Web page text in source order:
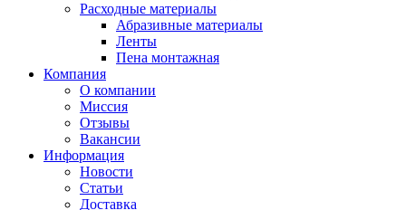
Расходные материалы
Абразивные материалы
Ленты
Пена монтажная
Компания
О компании
Миссия
Отзывы
Вакансии
Информация
Новости
Статьи
Доставка